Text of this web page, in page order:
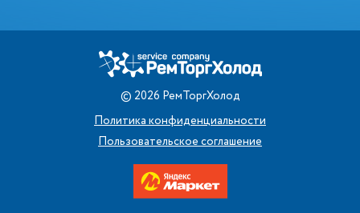
© 2026 РемТоргХолод
Политика конфиденциальности
Пользовательское соглашение